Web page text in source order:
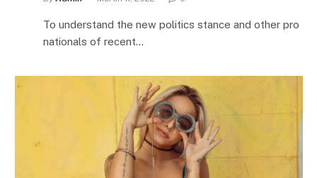
To understand the new politics stance and other pro
nationals of recent…